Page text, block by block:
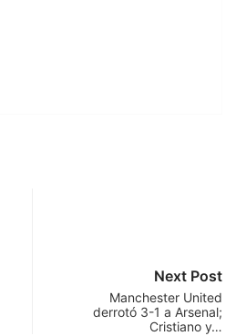
Next Post
Manchester United
derrotó 3-1 a Arsenal;
Cristiano y…